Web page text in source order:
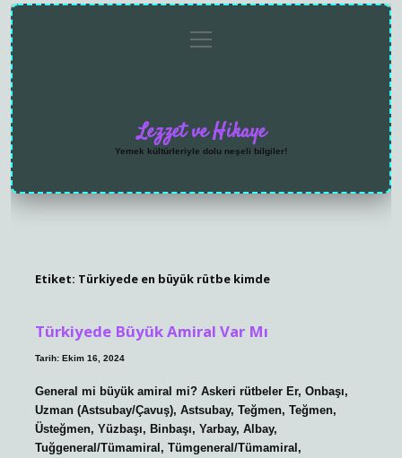
menüyü
aç
Lezzet ve Hikaye
Yemek kültürleriyle dolu neşeli bilgiler!
Etiket: Türkiyede en büyük rütbe kimde
Türkiyede Büyük Amiral Var Mı
Tarih: Ekim 16, 2024
General mi büyük amiral mi? Askeri rütbeler Er, Onbaşı,
Uzman (Astsubay/Çavuş), Astsubay, Teğmen, Teğmen,
Üsteğmen, Yüzbaşı, Binbaşı, Yarbay, Albay,
Tuğgeneral/Tümamiral, Tümgeneral/Tümamiral,